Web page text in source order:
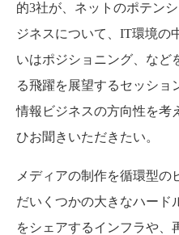
的3社が、ネットのポテン
ジネスについて、IT環境の
いはポジショニング、など
る飛躍を展望するセッショ
情報ビジネスの方向性を考
ひお聞きいただきたい。
メディアの制作を循環型の
だいくつかの大きなハード
をシェアするインフラや、